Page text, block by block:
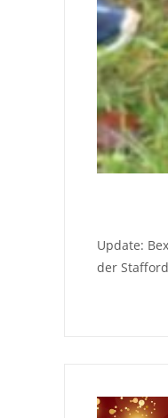
Update:
der